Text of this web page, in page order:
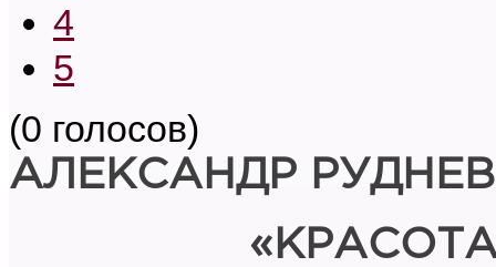
4
5
(0 голосов)
АЛЕКСАНДР РУДНЕВ